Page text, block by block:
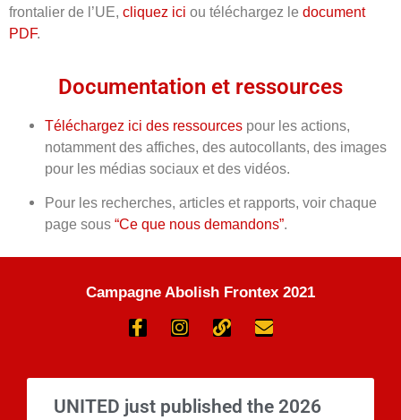
frontalier de l’UE, cliquez ici ou téléchargez le document
PDF.
Documentation et ressources
Téléchargez ici des ressources pour les actions,
notamment des affiches, des autocollants, des images
pour les médias sociaux et des vidéos.
Pour les recherches, articles et rapports, voir chaque
page sous “Ce que nous demandons”.
Campagne Abolish Frontex 2021
UNITED just published the 2026